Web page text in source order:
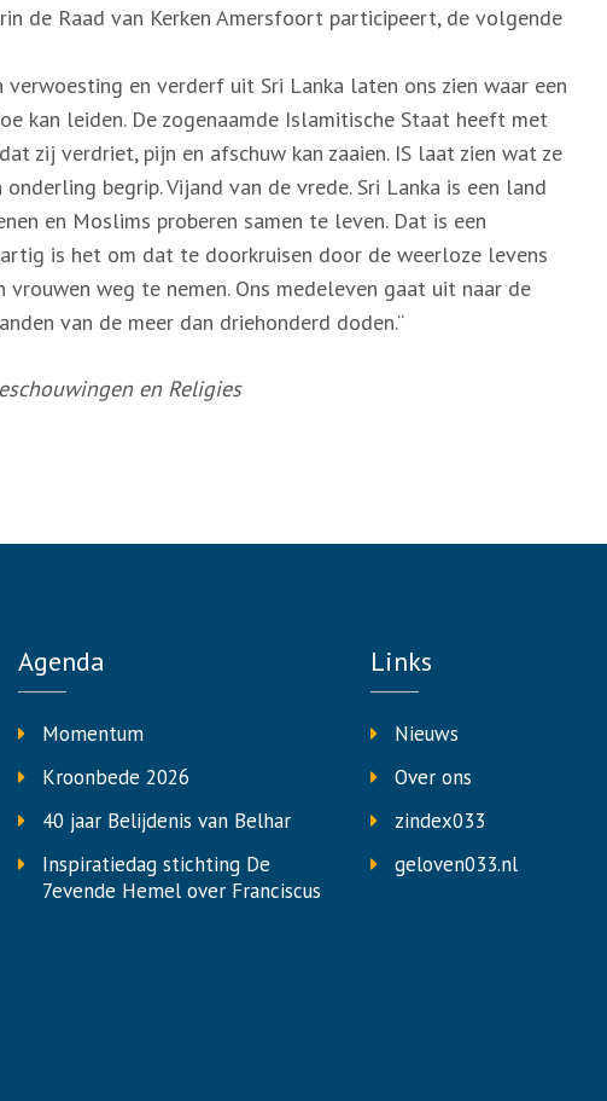
de Raad van Kerken Amersfoort participeert, de volgende
verwoesting en verderf uit Sri Lanka laten ons zien waar een
kan leiden. De zogenaamde Islamitische Staat heeft met
zij verdriet, pijn en afschuw kan zaaien. IS laat zien wat ze
begrip. Vijand van de vrede. Sri Lanka is een land
en Moslims proberen samen te leven. Dat is een
is het om dat te doorkruisen door de weerloze levens
vrouwen weg te nemen. Ons medeleven gaat uit naar de
van de meer dan driehonderd doden.“
en Religies
Agenda
Momentum
Kroonbede 2026
40 jaar Belijdenis van Belhar
Inspiratiedag stichting De
7evende Hemel over Franciscus
Links
Nieuws
Over ons
zindex033
geloven033.nl